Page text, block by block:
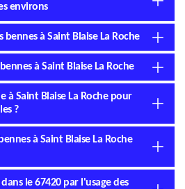
environs
bennes à Saint Blaise La Roche
à Saint Blaise La Roche
à Saint Blaise La Roche pour
?
à Saint Blaise La Roche
le 67420 par l'usage des